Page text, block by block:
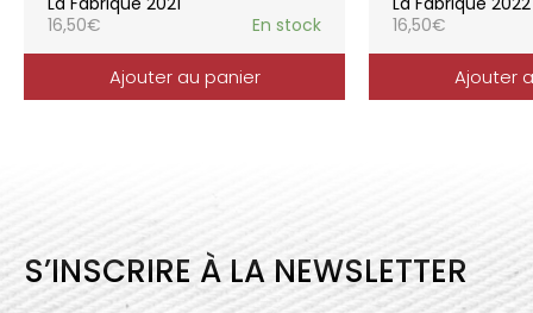
16,50€ En stock
Ajouter au panier
16,50€
Ajouter
S’INSCRIRE À LA NEWSLETTER